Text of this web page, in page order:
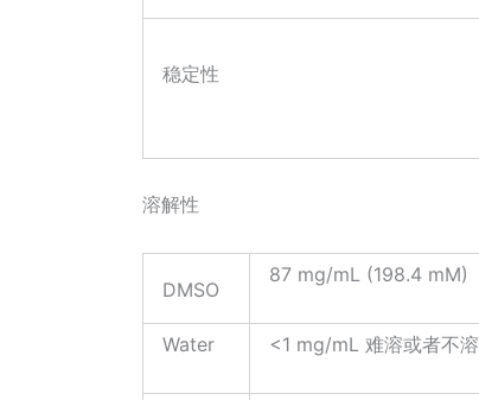
稳定性
溶解性
DMSO
87 mg/mL (198.4 mM)
Water <1 mg/mL 难溶或者不溶